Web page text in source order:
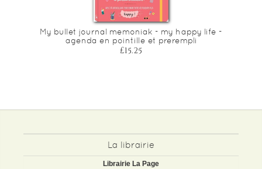
My bullet journal memoniak - my happy life -
agenda en pointille et prerempli
£15.25
La librairie
Librairie La Page